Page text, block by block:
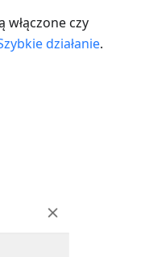
włączone czy
działanie.